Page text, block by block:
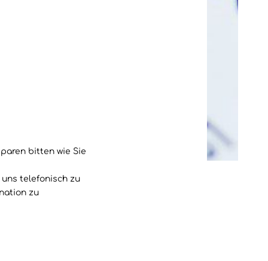
bitten wie Sie
uns telefonisch zu
zu